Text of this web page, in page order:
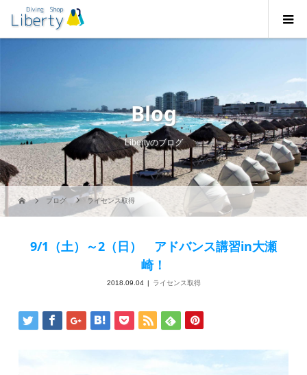
Blog
Libertyのブログ
ブログ ライセンス取得
9/1（土）～2（日） アドバンス講習in大瀬
崎！
2018.09.04 ライセンス取得